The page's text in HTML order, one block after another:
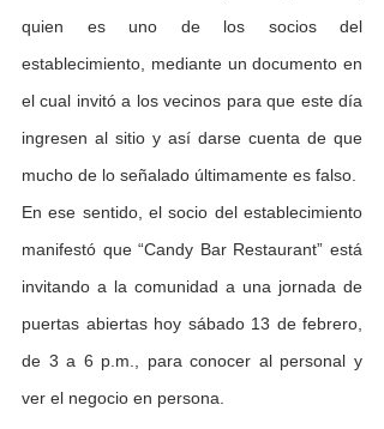
quien es uno de los socios del
establecimiento, mediante un documento en
el cual invitó a los vecinos para que este día
ingresen al sitio y así darse cuenta de que
mucho de lo señalado últimamente es falso.
En ese sentido, el socio del establecimiento
manifestó que “Candy Bar Restaurant” está
invitando a la comunidad a una jornada de
puertas abiertas hoy sábado 13 de febrero,
de 3 a 6 p.m., para conocer al personal y
ver el negocio en persona.